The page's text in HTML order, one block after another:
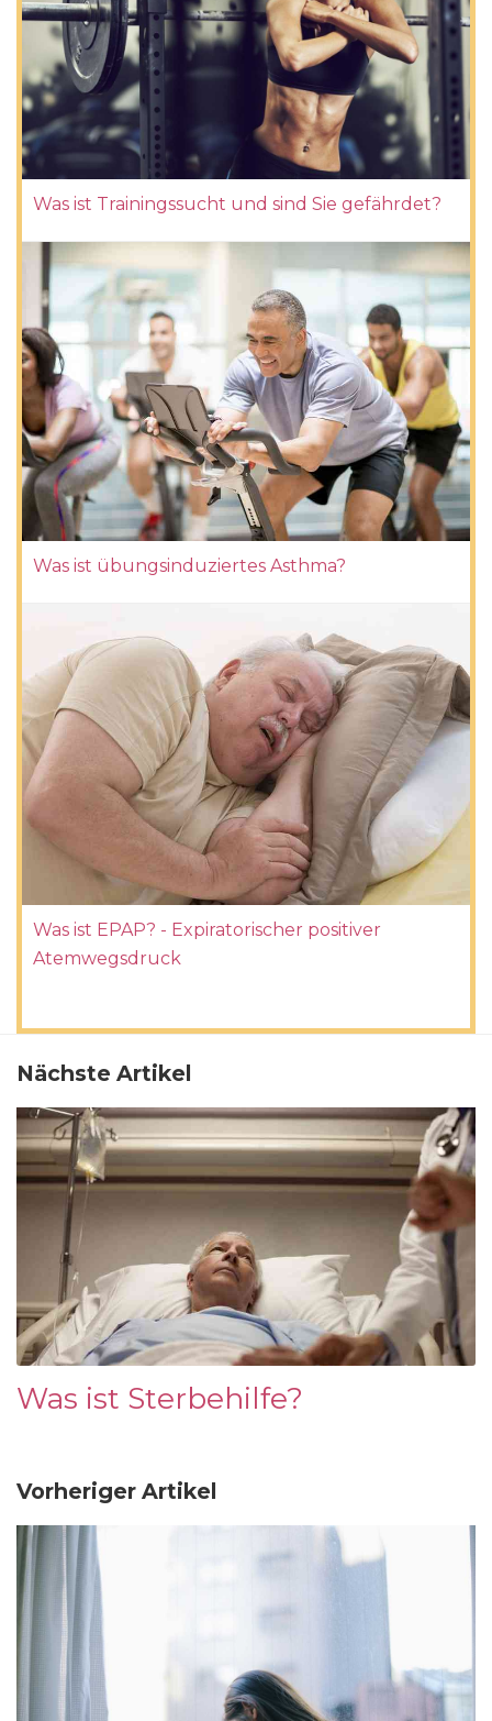
Was ist Trainingssucht und sind Sie gefährdet?
Was ist übungsinduziertes Asthma?
Was ist EPAP? - Expiratorischer positiver
Atemwegsdruck
Nächste Artikel
Was ist Sterbehilfe?
Vorheriger Artikel